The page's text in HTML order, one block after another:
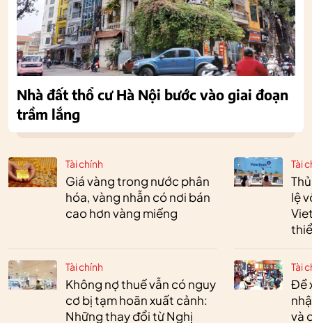
Tài chính
Giá vàng trong nước phân
hóa, vàng nhẫn có nơi bán
cao hơn vàng miếng
Tài chính
Không nợ thuế vẫn có nguy
cơ bị tạm hoãn xuất cảnh:
Những thay đổi từ Nghị
Tài
lệ
Tài
Đề
và
Nhà đất thổ cư Hà Nội bước vào giai đoạn
trầm lắng